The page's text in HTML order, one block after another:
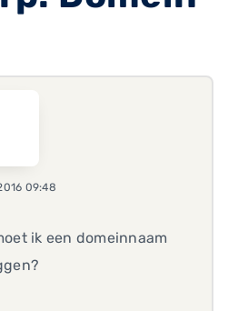
09:48
ik een domeinnaam